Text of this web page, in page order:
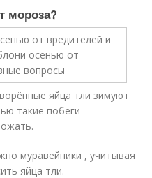
мороза?
яйца тли зимуют
такие побеги
муравейники , учитывая
яйца тли.